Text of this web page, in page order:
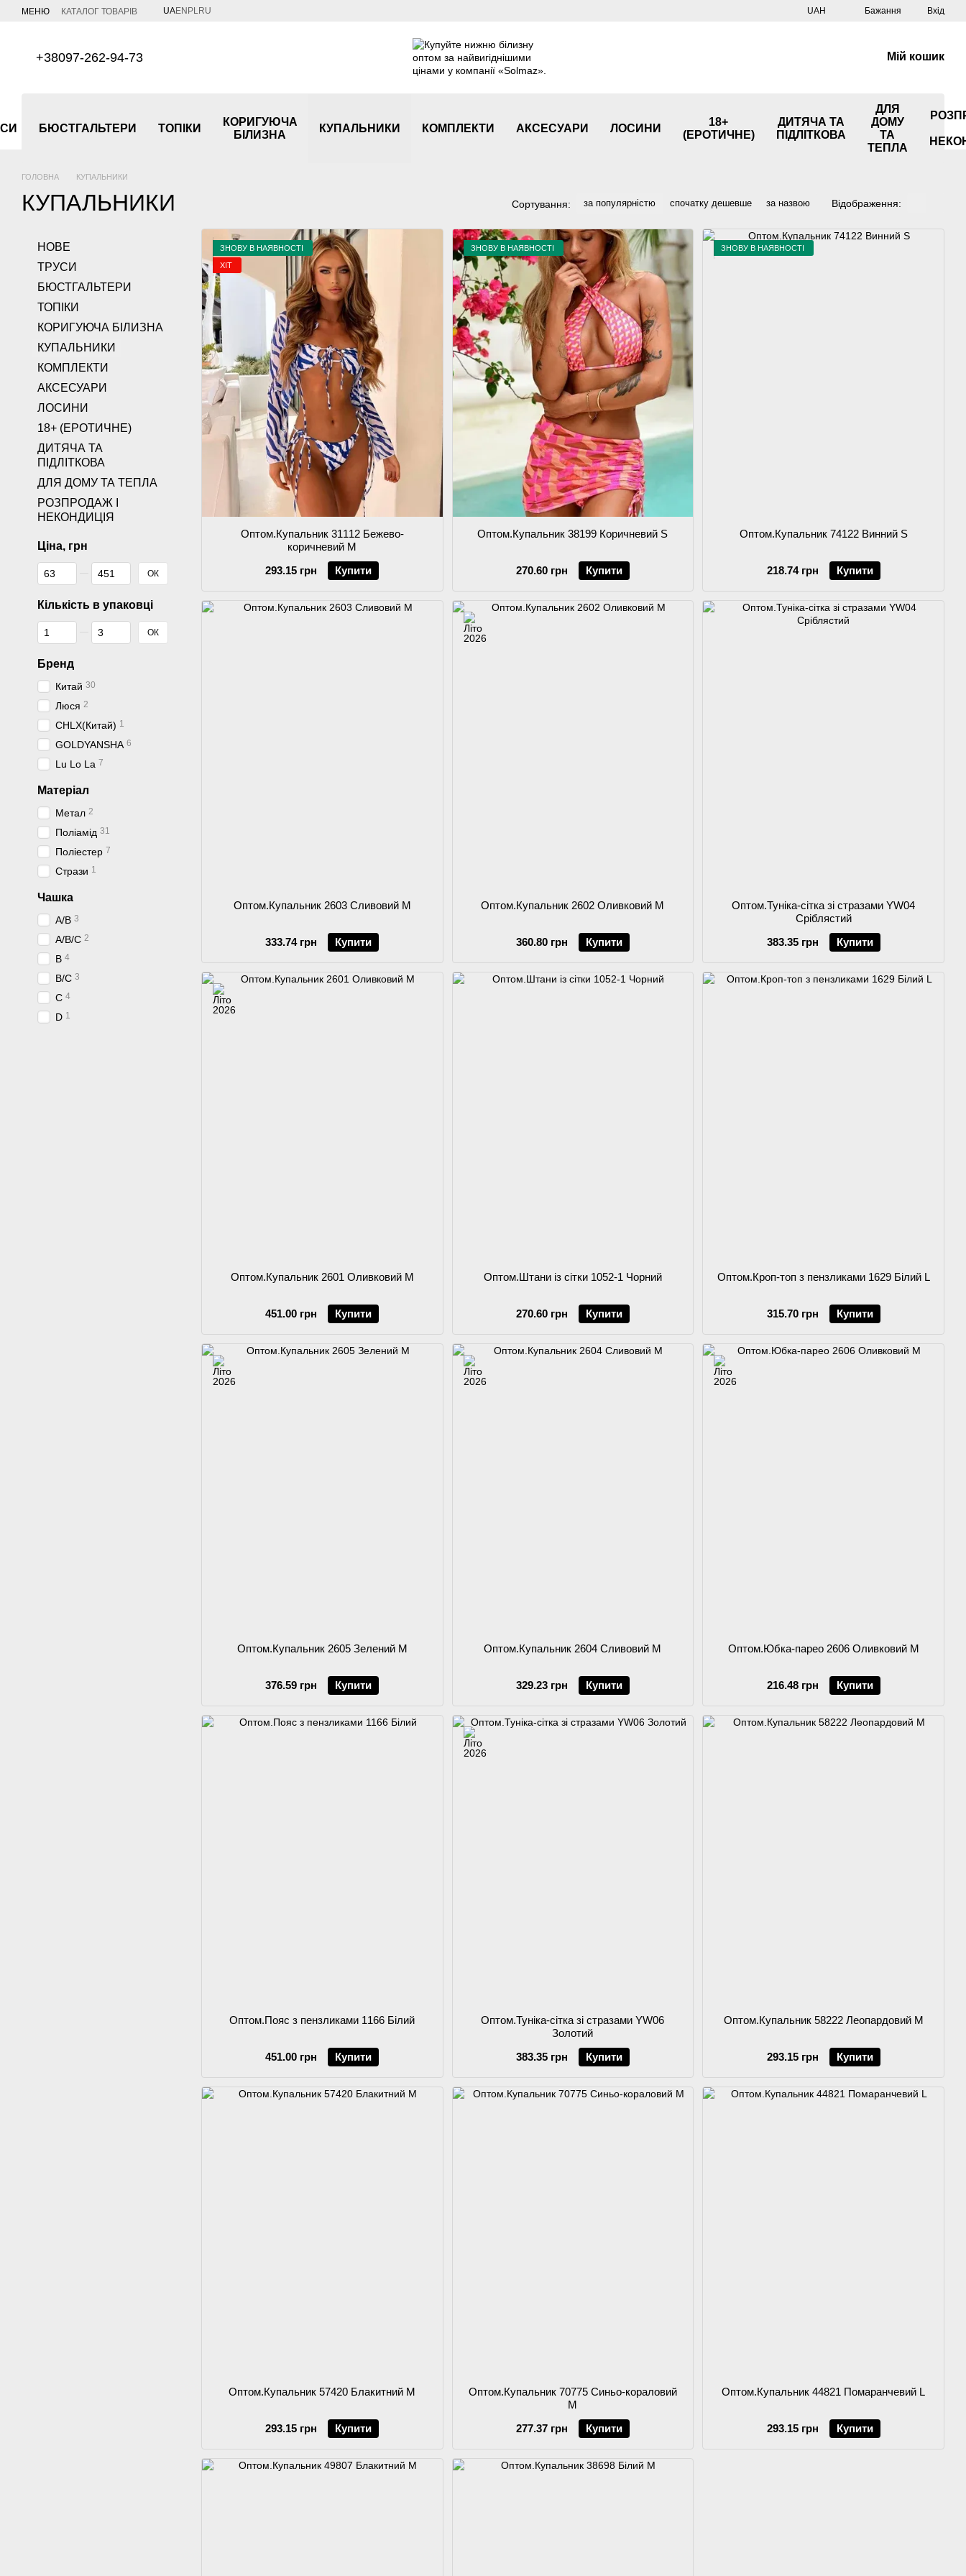
Перейти до основного контенту
МЕНЮ КАТАЛОГ ТОВАРІВ UAEN PLRU UAH Бажання Вхід
+38097-262-94-73 Мій кошик
БЮСТГАЛЬТЕРИ ТОПІКИ
КОРИГУЮЧА
БІЛИЗНА
КУПАЛЬНИКИ КОМПЛЕКТИ АКСЕСУАРИ ЛОСИНИ
18+
(ЕРОТИЧНЕ)
ДИТЯЧА ТА
ПІДЛІТКОВА
ДЛЯ
ДОМУ
ТА
ТЕПЛА
ГОЛОВНА КУПАЛЬНИКИ
КУПАЛЬНИКИ Сортування: за популярністю спочатку дешевше за назвою Відображення:
ЗНОВУ В НАЯВНОСТІ
ХІТ
Оптом.Купальник 31112 Бежево-
коричневий M
293.15 грн
Купити
ЗНОВУ В НАЯВНОСТІ
Оптом.Купальник 38199 Коричневий S
270.60 грн Купити
ЗНОВУ В НАЯВНОСТІ
Оптом.Купальник 74122 Винний S
218.74 грн Купити
Оптом.Купальник 2603 Сливовий M
333.74 грн Купити
Оптом.Купальник 2602 Оливковий M
360.80 грн Купити
Оптом.Туніка-сітка зі стразами YW04
Сріблястий
383.35 грн
Купити
Оптом.Купальник 2601 Оливковий M
451.00 грн Купити
Оптом.Штани із сітки 1052-1 Чорний
270.60 грн Купити
Оптом.Кроп-топ з пензликами 1629 Білий L
315.70 грн Купити
Оптом.Купальник 2605 Зелений M
376.59 грн Купити
Оптом.Купальник 2604 Сливовий M
329.23 грн Купити
Оптом.Юбка-парео 2606 Оливковий M
216.48 грн Купити
Оптом.Пояс з пензликами 1166 Білий
451.00 грн Купити
Оптом.Туніка-сітка зі стразами YW06
Золотий
383.35 грн
Купити
Оптом.Купальник 58222 Леопардовий M
293.15 грн Купити
Оптом.Купальник 57420 Блакитний M
293.15 грн Купити
Оптом.Купальник 70775 Синьо-кораловий
M
277.37 грн
Купити
Оптом.Купальник 44821 Помаранчевий L
293.15 грн Купити
НОВЕ
ТРУСИ
БЮСТГАЛЬТЕРИ
ТОПІКИ
КОРИГУЮЧА БІЛИЗНА
КУПАЛЬНИКИ
КОМПЛЕКТИ
АКСЕСУАРИ
ЛОСИНИ
18+ (ЕРОТИЧНЕ)
ДИТЯЧА ТА
ПІДЛІТКОВА
ДЛЯ ДОМУ ТА ТЕПЛА
РОЗПРОДАЖ І
НЕКОНДИЦІЯ
Ціна, грн
Від Ціна, грн
До Ціна, грн ОК
Кількість в упаковці
Від Кількість в упаковці
До Кількість в упаковці ОК
Бренд
Китай 30
Люся 2
CHLX(Китай) 1
GOLDYANSHA 6
Lu Lo La 7
Матеріал
Метал 2
Поліамід 31
Поліестер 7
Стрази 1
Чашка
A/B 3
A/B/C 2
B 4
B/C 3
C 4
D 1